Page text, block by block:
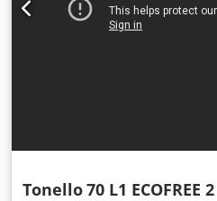
Tonello70 L1 ECOFREE 2